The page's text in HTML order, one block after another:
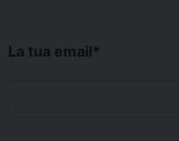
La tua email*